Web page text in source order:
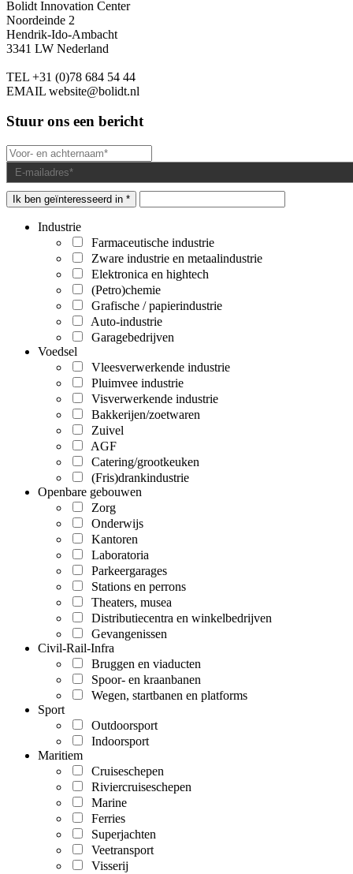
Bolidt Innovation Center
Noordeinde 2
Hendrik-Ido-Ambacht
3341 LW Nederland
TEL +31 (0)78 684 54 44
EMAIL website@bolidt.nl
Stuur ons een bericht
Ik ben geïnteresseerd in *
Industrie
Farmaceutische industrie
Zware industrie en metaalindustrie
Elektronica en hightech
(Petro)chemie
Grafische / papierindustrie
Auto-industrie
Garagebedrijven
Voedsel
Vleesverwerkende industrie
Pluimvee industrie
Visverwerkende industrie
Bakkerijen/zoetwaren
Zuivel
AGF
Catering/grootkeuken
(Fris)drankindustrie
Openbare gebouwen
Zorg
Onderwijs
Kantoren
Laboratoria
Parkeergarages
Stations en perrons
Theaters, musea
Distributiecentra en winkelbedrijven
Gevangenissen
Civil-Rail-Infra
Bruggen en viaducten
Spoor- en kraanbanen
Wegen, startbanen en platforms
Sport
Outdoorsport
Indoorsport
Maritiem
Cruiseschepen
Riviercruiseschepen
Marine
Ferries
Superjachten
Veetransport
Visserij